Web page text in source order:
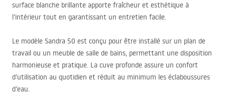
surface blanche brillante apporte fraîcheur et esthétique à
l’intérieur tout en garantissant un entretien facile.
Le modèle Sandra 50 est conçu pour être installé sur un plan de
travail ou un meuble de salle de bains, permettant une disposition
harmonieuse et pratique. La cuve profonde assure un confort
d’utilisation au quotidien et réduit au minimum les éclaboussures
d’eau.